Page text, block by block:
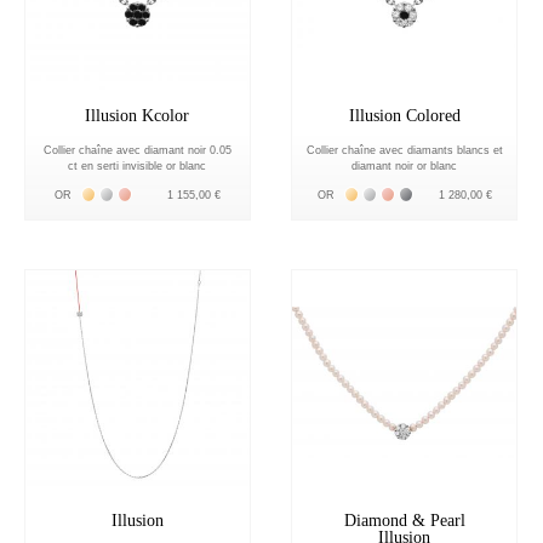
Illusion Kcolor
Collier chaîne avec diamant noir 0.05
ct en serti invisible or blanc
OR Жёлтое золото 18К
Белое золото 18К
Розовое золото 18К
1 155,00 €
Illusion Colored
Collier chaîne avec diamants blancs et
diamant noir or blanc
OR Жёлтое золото 18К
Белое золото 18К
Розовое золото 18К
Чёрное золото 18К
1 280,00 €
Illusion
Diamond & Pearl
Illusion